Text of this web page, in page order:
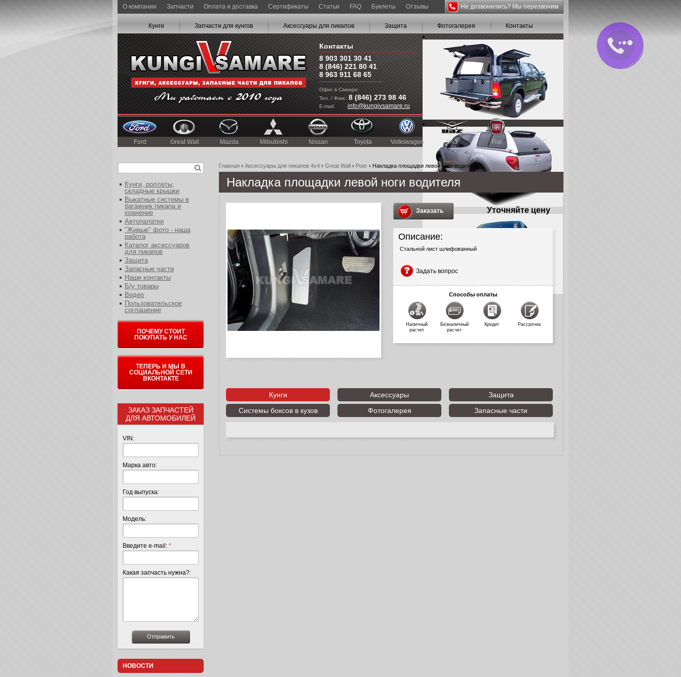
О компании Запчасти Оплата и доставка Сертификаты Статьи FAQ Буклеты Отзывы
Кунги Запчасти для кунгов Аксессуары для пикапов Защита Фотогалерея Контакты
Контакты
8 903 301 30 41
8 (846) 221 80 41
8 963 911 68 65
Офис в Самаре:
Тел. / Факс: 8 (846) 273 98 46
E-mail: info@kungivsamare.ru
Не дозвонились? Мы перезвоним
Ford Great Wall Mazda Mitsubishi Nissan Toyota Volkswagen УАЗ Fiat JAC
Главная › Аксессуары для пикапов 4x4 › Great Wall › Poer › Накладка площадки левой ноги водителя
Накладка площадки левой ноги водителя
Заказать Уточняйте цену
Описание:
Стальной лист шлифованный
Задать вопрос
Способы оплаты
Наличный
расчет
Безналичный
расчет
Кредит Рассрочка
Кунги Аксессуары
Защита
Системы боксов в кузов
Фотогалерея Запасные части
Кунги, роллеты,
складные крышки
Выкатные системы в
багажник пикапа и
хранение
Автопалатки
"Живые" фото - наша
работа
Каталог аксессуаров
для пикапов
Защита
Запасные части
Наши контакты
Б/у товары
Видео
Пользовательское
соглашение
ПОЧЕМУ СТОИТ
ПОКУПАТЬ У НАС
ТЕПЕРЬ И МЫ В
СОЦИАЛЬНОЙ СЕТИ
ВКОНТАКТЕ
ЗАКАЗ ЗАПЧАСТЕЙ
ДЛЯ АВТОМОБИЛЕЙ
VIN:
Марка авто:
Год выпуска:
Модель:
Введите e-mail: *
Какая запчасть нужна?:
НОВОСТИ